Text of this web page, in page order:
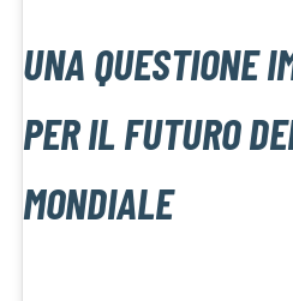
UNA QUESTIONE
PER IL FUTURO
MONDIALE